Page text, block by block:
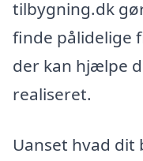
tilbygning.dk
finde pålidelige
der kan hjælpe
realiseret.
Uanset hvad dit